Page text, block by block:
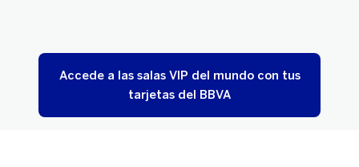
Accede a las salas VIP del mundo con tus
tarjetas del BBVA